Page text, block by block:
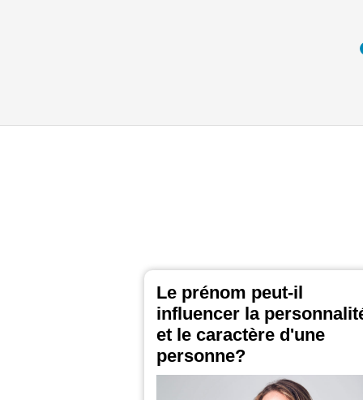
Le prénom peut-il
influencer la
et le caractère d'une
personne?